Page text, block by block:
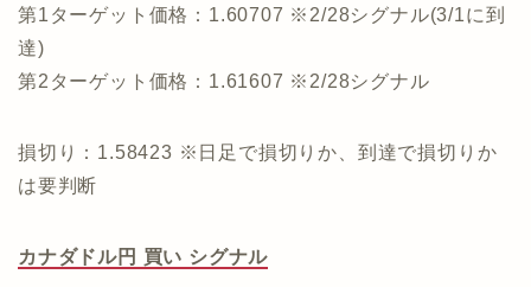
第1ターゲット価格：1.60707 ※2/28シグナル(3/1に到
達)
第2ターゲット価格：1.61607 ※2/28シグナル
損切り：1.58423 ※日足で損切りか、到達で損切りか
は要判断
カナダドル円 買い シグナル